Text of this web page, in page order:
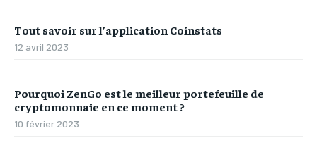
Tout savoir sur l’application Coinstats
12 avril 2023
Pourquoi ZenGo est le meilleur portefeuille de
cryptomonnaie en ce moment ?
10 février 2023